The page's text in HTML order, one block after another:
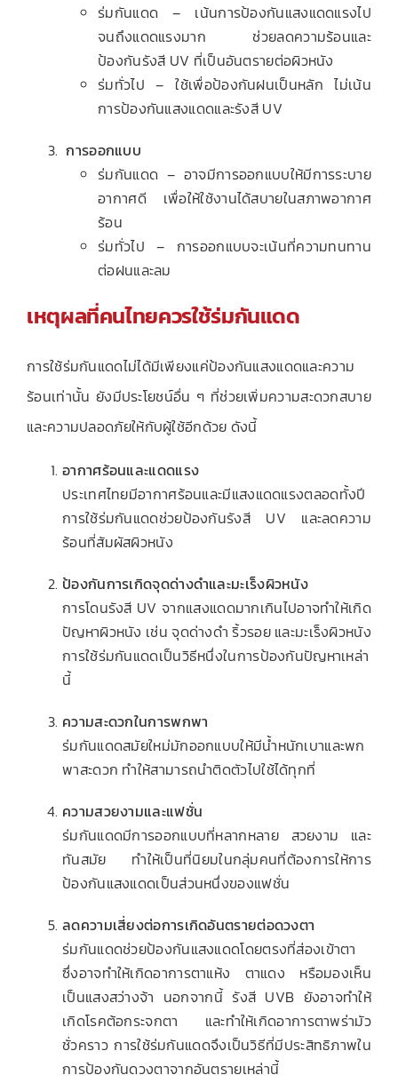
ร่มกันแดด – เน้นการป้องกันแสงแดดแรงไป
จนถึงแดดแรงมาก ช่วยลดความร้อนและ
ป้องกันรังสี UV ที่เป็นอันตรายต่อผิวหนัง
ร่มทั่วไป – ใช้เพื่อป้องกันฝนเป็นหลัก ไม่เน้น
การป้องกันแสงแดดและรังสี UV
การออกแบบ
ร่มกันแดด – อาจมีการออกแบบให้มีการระบาย
อากาศดี เพื่อให้ใช้งานได้สบายในสภาพอากาศ
ร้อน
ร่มทั่วไป – การออกแบบจะเน้นที่ความทนทาน
ต่อฝนและลม
เหตุผลที่คนไทยควรใช้ร่มกันแดด
การใช้ร่มกันแดดไม่ได้มีเพียงแค่ป้องกันแสงแดดและความ
ร้อนเท่านั้น ยังมีประโยชน์อื่น ๆ ที่ช่วยเพิ่มความสะดวกสบาย
และความปลอดภัยให้กับผู้ใช้อีกด้วย ดังนี้
อากาศร้อนและแดดแรง
ประเทศไทยมีอากาศร้อนและมีแสงแดดแรงตลอดทั้งปี
การใช้ร่มกันแดดช่วยป้องกันรังสี UV และลดความ
ร้อนที่สัมผัสผิวหนัง
ป้องกันการเกิดจุดด่างดำและมะเร็งผิวหนัง
การโดนรังสี UV จากแสงแดดมากเกินไปอาจทำให้เกิด
ปัญหาผิวหนัง เช่น จุดด่างดำ ริ้วรอย และมะเร็งผิวหนัง
การใช้ร่มกันแดดเป็นวิธีหนึ่งในการป้องกันปัญหาเหล่า
นี้
ความสะดวกในการพกพา
ร่มกันแดดสมัยใหม่มักออกแบบให้มีน้ำหนักเบาและพก
พาสะดวก ทำให้สามารถนำติดตัวไปใช้ได้ทุกที่
ความสวยงามและแฟชั่น
ร่มกันแดดมีการออกแบบที่หลากหลาย สวยงาม และ
ทันสมัย ทำให้เป็นที่นิยมในกลุ่มคนที่ต้องการให้การ
ป้องกันแสงแดดเป็นส่วนหนึ่งของแฟชั่น
ลดความเสี่ยงต่อการเกิดอันตรายต่อดวงตา
ร่มกันแดดช่วยป้องกันแสงแดดโดยตรงที่ส่องเข้าตา
ซึ่งอาจทำให้เกิดอาการตาแห้ง ตาแดง หรือมองเห็น
เป็นแสงสว่างจ้า นอกจากนี้ รังสี UVB ยังอาจทำให้
เกิดโรคต้อกระจกตา และทำให้เกิดอาการตาพร่ามัว
ชั่วคราว การใช้ร่มกันแดดจึงเป็นวิธีที่มีประสิทธิภาพใน
การป้องกันดวงตาจากอันตรายเหล่านี้